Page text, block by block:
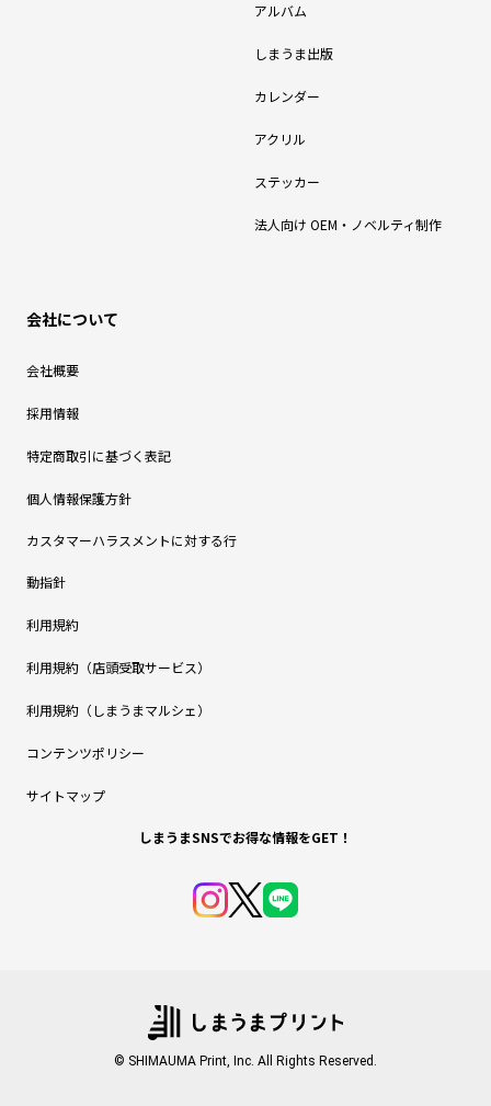
アルバム
しまうま出版
カレンダー
アクリル
ステッカー
法人向け OEM・ノベルティ制作
会社について
会社概要
採用情報
特定商取引に基づく表記
個人情報保護方針
カスタマーハラスメントに対する行
動指針
利用規約
利用規約（店頭受取サービス）
利用規約（しまうまマルシェ）
コンテンツポリシー
サイトマップ
しまうまSNSでお得な情報をGET！
© SHIMAUMA Print, Inc. All Rights Reserved.